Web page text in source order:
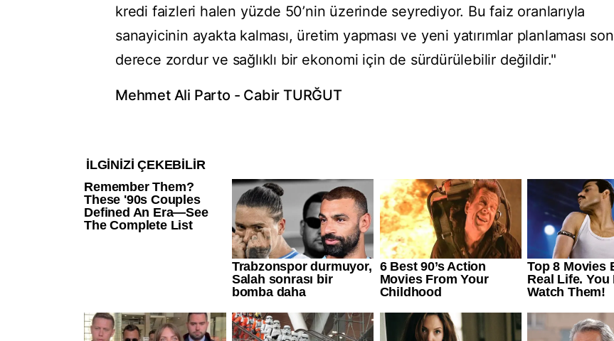
kredi faizleri halen yüzde 50’nin üzerinde seyrediyor. Bu faiz oranlarıyla
sanayicinin ayakta kalması, üretim yapması ve yeni yatırımlar planlaması son
derece zordur ve sağlıklı bir ekonomi için de sürdürülebilir değildir."
Mehmet Ali Parto - Cabir TURĞUT